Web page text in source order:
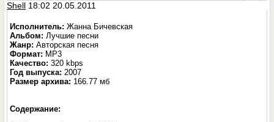
Shell 18:02 20.05.2011
Исполнитель: Жанна Бичевская
Альбом: Лучшие песни
Жанр: Авторская песня
Формат: MP3
Качество: 320 kbps
Год выпуска: 2007
Размер архива: 166.77 мб
Содержание: